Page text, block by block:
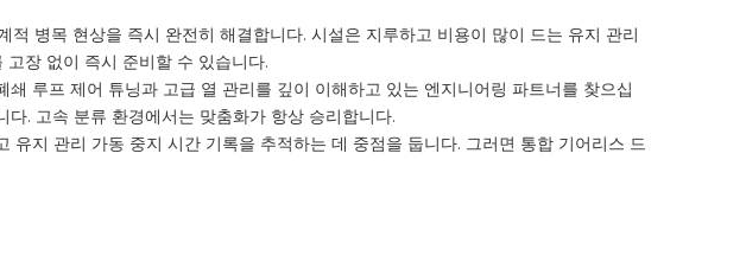
병목 현상을 즉시 완전히 해결합니다. 시설은 지루하고 비용이 많이 드는 유지 관리
장 없이 즉시 준비할 수 있습니다.
루프 제어 튜닝과 고급 열 관리를 깊이 이해하고 있는 엔지니어링 파트너를 찾으십
. 고속 분류 환경에서는 맞춤화가 항상 승리합니다.
지 관리 가동 중지 시간 기록을 추적하는 데 중점을 둡니다. 그러면 통합 기어리스 드